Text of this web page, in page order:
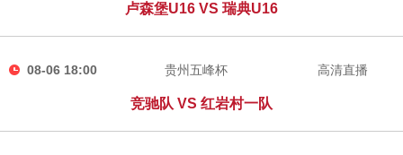
卢森堡U16 VS 瑞典U16
08-06 18:00 贵州五峰杯
竞驰队 VS 红岩村一队
高清直播